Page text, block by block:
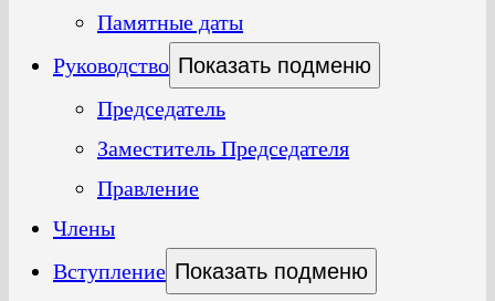
Памятные даты
Руководство Показать подменю
Председатель
Заместитель Председателя
Правление
Члены
Вступление Показать подменю